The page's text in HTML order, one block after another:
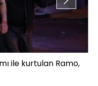
ile kurtulan Ramo,